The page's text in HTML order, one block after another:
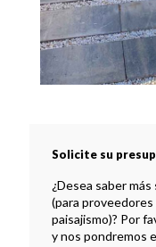
Solicite su
¿Desea saber
(para
paisajismo)? Por
y nos pondremos